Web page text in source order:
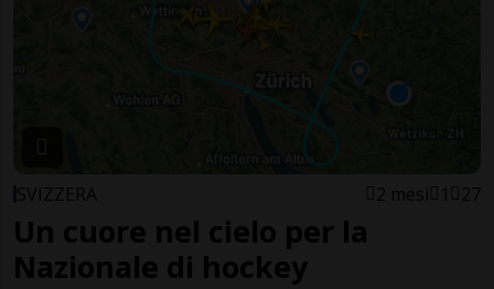
SVIZZERA 2 mesi 1 27
Un cuore nel cielo per la
Nazionale di hockey